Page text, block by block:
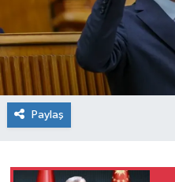
Paylaş
Teknoloji
Türkiye